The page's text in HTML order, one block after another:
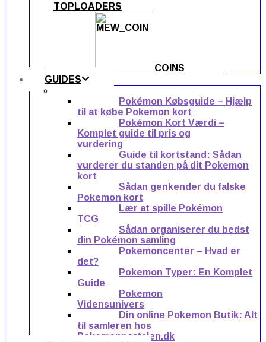
TOPLOADERS
COINS
GUIDES
Pokémon Købsguide – Hjælp
til at købe Pokemon kort
Pokémon Kort Værdi –
Komplet guide til pris og
vurdering
Guide til kortstand: Sådan
vurderer du standen på dit Pokemon
kort
Sådan genkender du falske
Pokemon kort
Lær at spille Pokémon
TCG
Sådan organiserer du bedst
din Pokémon samling
Pokemoncenter – Hvad er
det?
Pokemon Typer: En Komplet
Guide
Pokemon
Vidensunivers
Din online Pokemon Butik: Alt
til samleren hos
Pokemonportalen.dk